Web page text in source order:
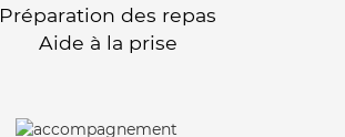
Préparation des repas
Aide à la prise